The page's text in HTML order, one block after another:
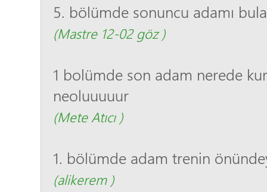
5. bölümde sonuncu adamı
(Mastre 12-02 göz )
1 bolümde son adam nerede
neoluuuuur
(Mete Atıcı )
1. bölümde adam trenin
(alikerem )